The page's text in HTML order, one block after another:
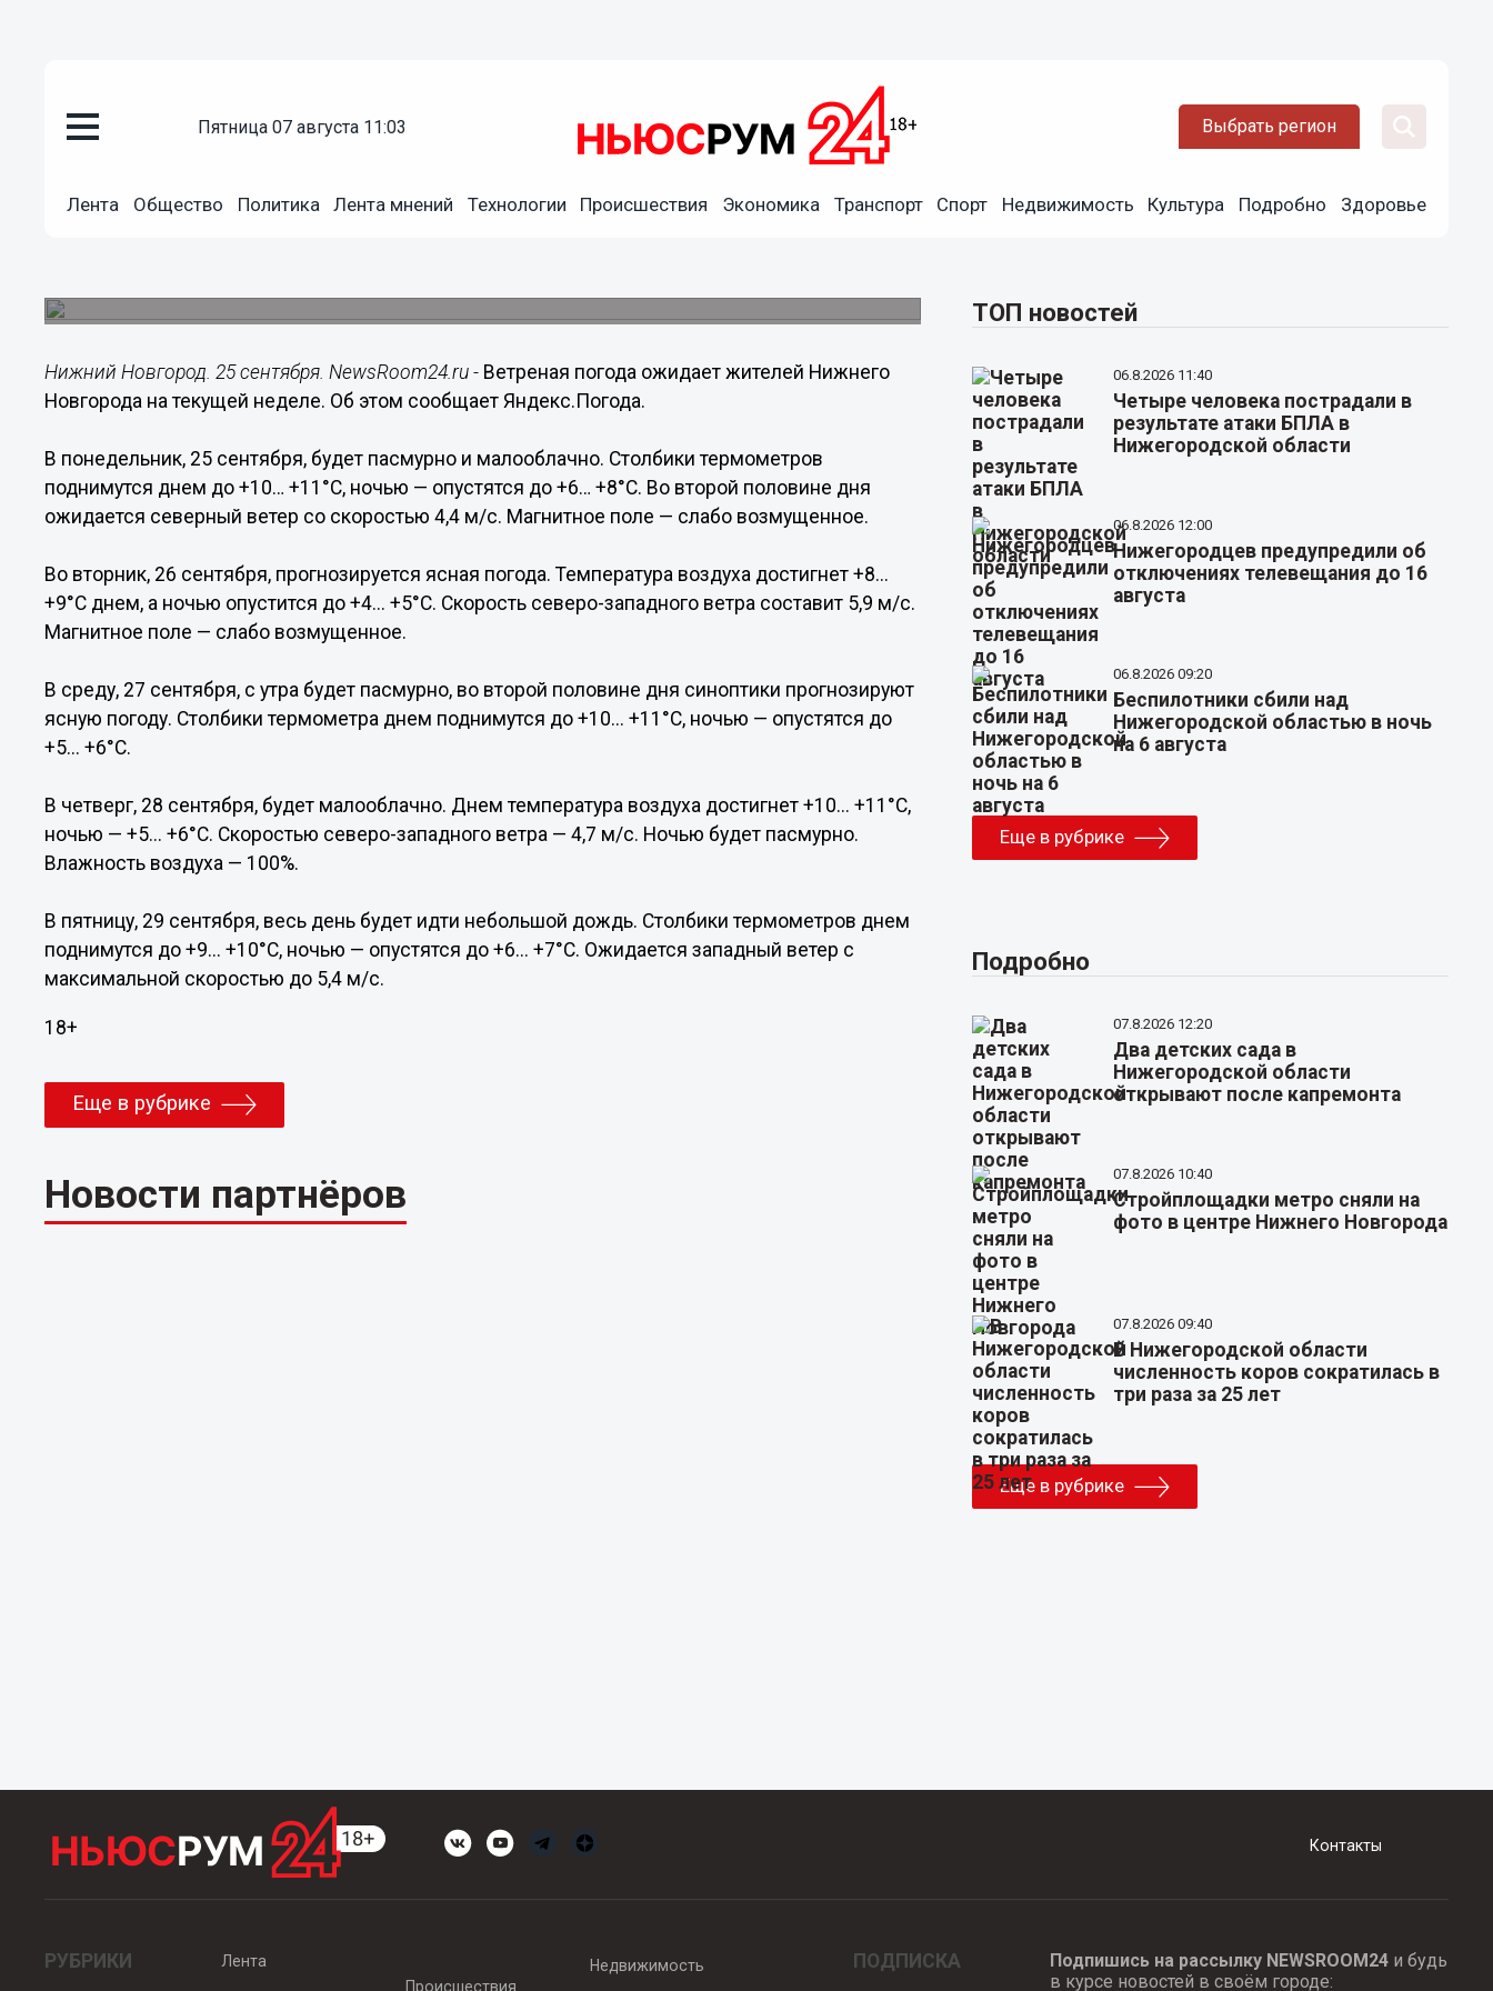
пятница 07 августа 11:03 Выбрать регион
Лента Общество Политика Лента мнений Технологии Происшествия Экономика Транспорт Спорт Недвижимость Культура Подробно Здоровье
25.09.201714:06
Нижний Новгород. 25 сентября. NewsRoom24.ru - Ветреная погода ожидает жителей Нижнего
Новгорода на текущей неделе. Об этом сообщает Яндекс.Погода.
В понедельник, 25 сентября, будет пасмурно и малооблачно. Столбики термометров
поднимутся днем до +10… +11°С, ночью — опустятся до +6… +8°С. Во второй половине дня
ожидается северный ветер со скоростью 4,4 м/с. Магнитное поле — слабо возмущенное.
Во вторник, 26 сентября, прогнозируется ясная погода. Температура воздуха достигнет +8...
+9°С днем, а ночью опустится до +4... +5°С. Скорость северо-западного ветра составит 5,9 м/с.
Магнитное поле — слабо возмущенное.
В среду, 27 сентября, с утра будет пасмурно, во второй половине дня синоптики прогнозируют
ясную погоду. Столбики термометра днем поднимутся до +10... +11°С, ночью — опустятся до
+5... +6°С.
В четверг, 28 сентября, будет малооблачно. Днем температура воздуха достигнет +10... +11°С,
ночью — +5... +6°С. Скоростью северо-западного ветра — 4,7 м/с. Ночью будет пасмурно.
Влажность воздуха — 100%.
В пятницу, 29 сентября, весь день будет идти небольшой дождь. Столбики термометров днем
поднимутся до +9... +10°С, ночью — опустятся до +6... +7°С. Ожидается западный ветер с
максимальной скоростью до 5,4 м/с.
18+
Еще в рубрике
Новости партнёров
ТОП новостей
06.8.2026 11:40
Четыре человека пострадали в
результате атаки БПЛА в
Нижегородской области
06.8.2026 12:00
Нижегородцев предупредили об
отключениях телевещания до 16
августа
06.8.2026 09:20
Беспилотники сбили над
Нижегородской областью в ночь
на 6 августа
Еще в рубрике
Подробно
07.8.2026 12:20
Два детских сада в
Нижегородской области
открывают после капремонта
07.8.2026 10:40
Стройплощадки метро сняли на
фото в центре Нижнего Новгорода
07.8.2026 09:40
В Нижегородской области
численность коров сократилась в
три раза за 25 лет
Еще в рубрике
Контакты
РУБРИКИ
Лента
Происшествия
Недвижимость ПОДПИСКА Подпишись на рассылку NEWSROOM24и будь
в курсе новостей в своём городе: